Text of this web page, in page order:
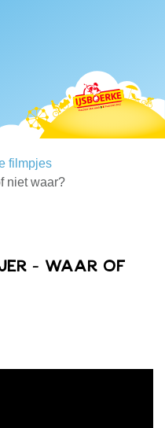
filmpjes
niet waar?
- waar of